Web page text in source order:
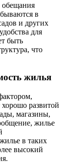
обещания
в
и других
для
быть
что
жилья
развитой
магазины,
жилье
в таких
высокий